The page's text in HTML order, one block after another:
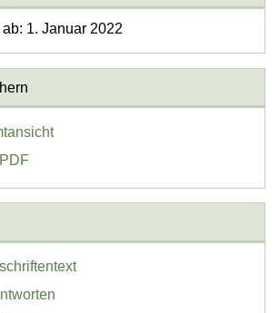
1. Januar 2022